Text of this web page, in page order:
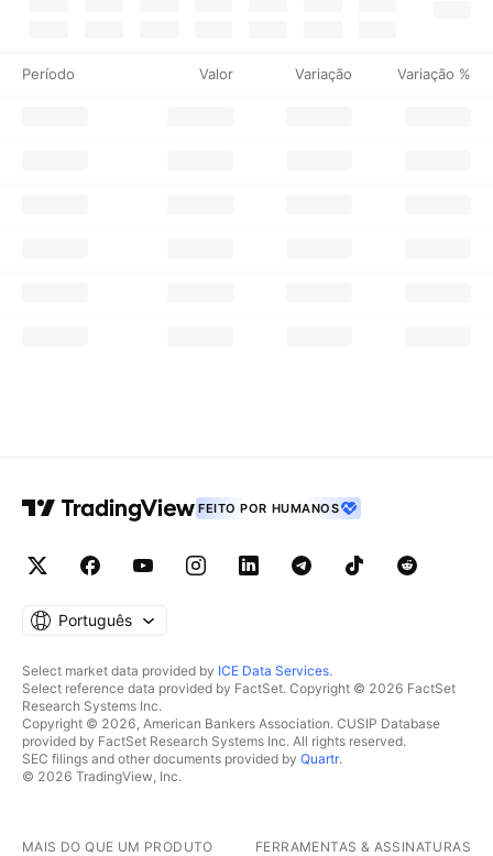
Período Valor Variação Variação %
FEITO POR HUMANOS
Português
Select market data provided by ICE Data Services.
Select reference data provided by FactSet. Copyright © 2026 FactSet
Research Systems Inc.
Copyright © 2026, American Bankers Association. CUSIP Database
provided by FactSet Research Systems Inc. All rights reserved.
SEC filings and other documents provided by Quartr.
© 2026 TradingView, Inc.
MAIS DO QUE UM PRODUTO FERRAMENTAS & ASSINATURAS